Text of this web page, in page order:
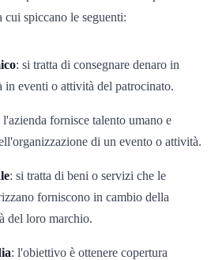
cui spiccano le seguenti:
: si tratta di consegnare denaro in
eventi o attività del patrocinato.
l'azienda fornisce talento umano e
di un evento o attività.
: si tratta di beni o servizi che le
forniscono in cambio della
del loro marchio.
: l'obiettivo è ottenere copertura